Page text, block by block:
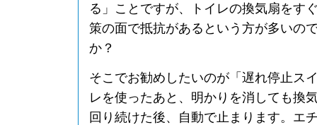
る」ことですが、トイレの換気扇をす
策の面で抵抗があるという方が多いの
か？
そこでお勧めしたいのが「遅れ停止ス
レを使ったあと、明かりを消しても換
回り続けた後、自動で止まります。エ